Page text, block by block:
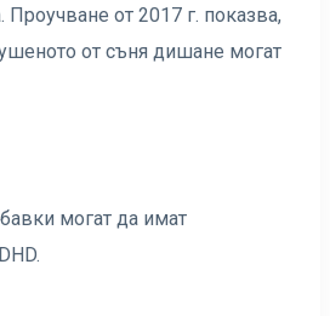
от 2017 г. показва,
от съня дишане могат
могат да имат